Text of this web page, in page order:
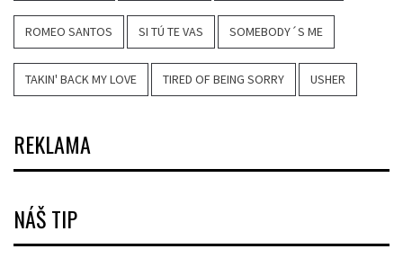
ROMEO SANTOS SI TÚ TE VAS SOMEBODY´S ME
TAKIN' BACK MY LOVE TIRED OF BEING SORRY USHER
REKLAMA
NÁŠ TIP